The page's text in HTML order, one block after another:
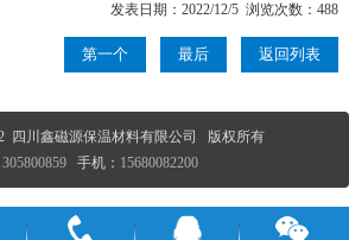
发表日期：2022/12/5 浏览次数：488
第一个 最后 返回列表
四川鑫磁源保温材料有限公司 版权所有
305800859 手机： 15680082200